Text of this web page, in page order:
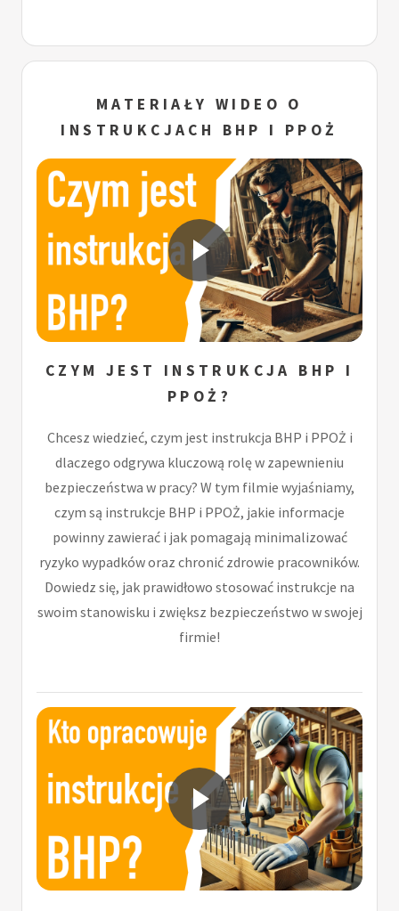
MATERIAŁY WIDEO O
INSTRUKCJACH BHP I PPOŻ
CZYM JEST INSTRUKCJA BHP I
PPOŻ?
Chcesz wiedzieć, czym jest instrukcja BHP i PPOŻ i
dlaczego odgrywa kluczową rolę w zapewnieniu
bezpieczeństwa w pracy? W tym filmie wyjaśniamy,
czym są instrukcje BHP i PPOŻ, jakie informacje
powinny zawierać i jak pomagają minimalizować
ryzyko wypadków oraz chronić zdrowie pracowników.
Dowiedz się, jak prawidłowo stosować instrukcje na
swoim stanowisku i zwiększ bezpieczeństwo w swojej
firmie!